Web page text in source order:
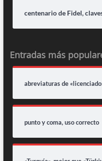
centenario de Fidel,
Entradas más
abreviaturas de
punto y coma, uso correcto